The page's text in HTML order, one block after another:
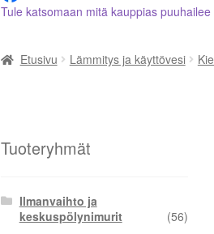
Tule katsomaan mitä kauppias puuhailee
Etusivu Lämmitys ja käyttövesi
Tuoteryhmät
Ilmanvaihto ja
keskuspölynimurit
(56)